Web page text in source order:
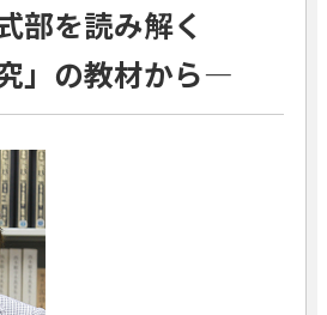
部を読み解く
」の教材から―